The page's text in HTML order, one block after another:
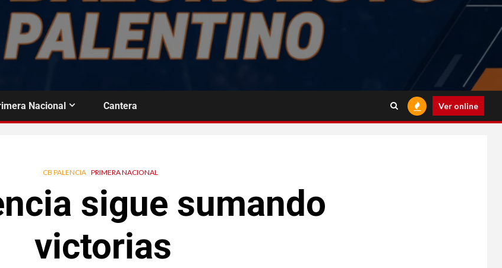
Nacional Cantera Ver online
CB PALENCIA PRIMERA NACIONAL
sigue sumando
victorias